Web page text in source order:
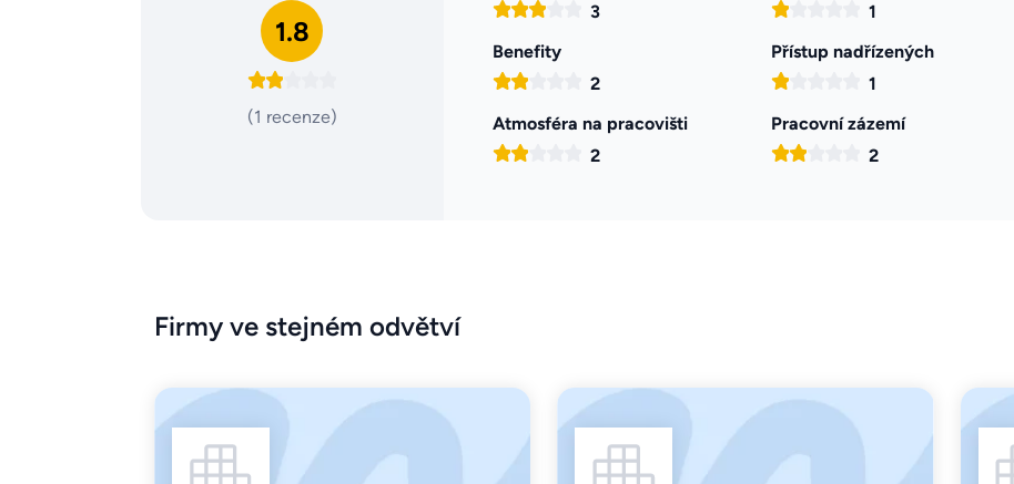
1.8
(1 recenze)
3
1
Benefity
2
Přístup nadřízených
1
Atmosféra na pracovišti
2
Pracovní zázemí
2
Firmy ve stejném odvětví